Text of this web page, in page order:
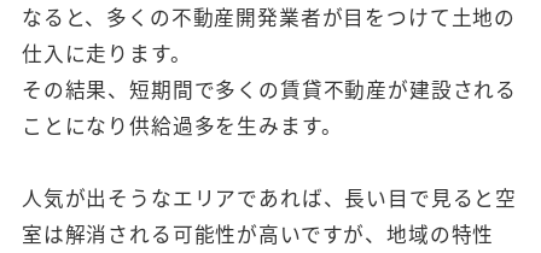
なると、多くの不動産開発業者が目をつけて土地の
仕入に走ります。
その結果、短期間で多くの賃貸不動産が建設される
ことになり供給過多を生みます。
人気が出そうなエリアであれば、長い目で見ると空
室は解消される可能性が高いですが、地域の特性